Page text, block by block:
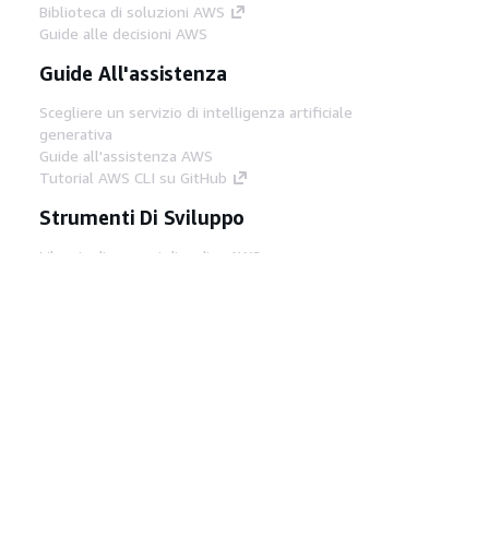
Biblioteca di soluzioni AWS
Guide alle decisioni AWS
Guide All'assistenza
Scegliere un servizio di intelligenza artificiale
generativa
Guide all'assistenza AWS
Tutorial AWS CLI su GitHub
Strumenti Di Sviluppo
Libreria di esempi di codice AWS